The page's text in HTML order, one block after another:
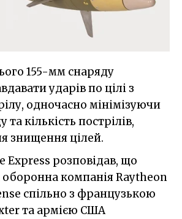
155-мм снаряду
ударів по цілі з
одночасно мінімізуючи
кількість пострілів,
знищення цілей.
Express розповідав, що
компанія Raytheon
спільно з французькою
та армією США